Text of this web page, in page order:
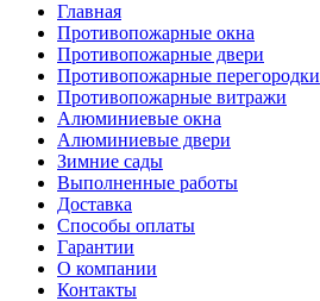
Главная
Противопожарные окна
Противопожарные двери
Противопожарные перегородки
Противопожарные витражи
Алюминиевые окна
Алюминиевые двери
Зимние сады
Выполненные работы
Доставка
Способы оплаты​
Гарантии
О компании
Контакты